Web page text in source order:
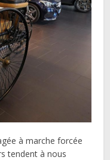
à marche forcée
tendent à nous